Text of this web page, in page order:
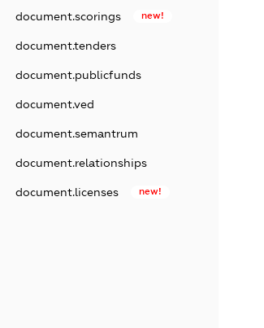
document.scorings new!
document.tenders
document.publicfunds
document.ved
document.semantrum
document.relationships
document.licenses new!